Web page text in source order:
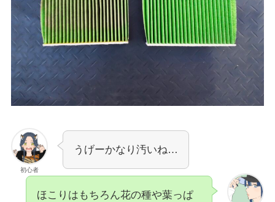
初心者
うげーかなり汚いね…
ほこりはもちろん花の種や葉っぱ